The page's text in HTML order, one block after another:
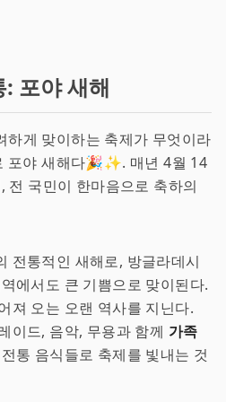
포야 새해
하게 맞이하는 축제가 무엇이라
포야 새해다🎉✨. 매년 4월 14
전 국민이 한마음으로 축하의
전통적인 새해로, 방글라데시
에서도 큰 기쁨으로 맞이된다.
져 오는 오랜 역사를 지닌다.
이드, 음악, 무용과 함께 가족
통 음식들로 축제를 빛내는 것